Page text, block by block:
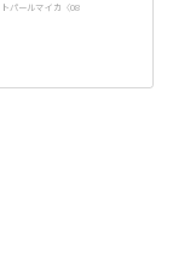
パールマイカ〈08